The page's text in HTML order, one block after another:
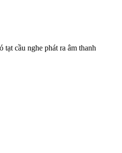
cầu nghe phát ra âm thanh